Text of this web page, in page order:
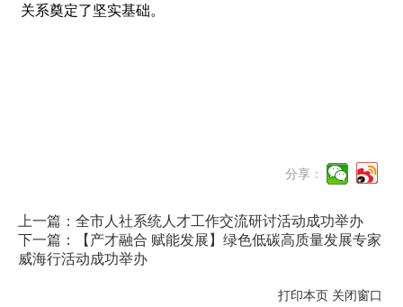
关系奠定了坚实基础。
分享：
上一篇：全市人社系统人才工作交流研讨活动成功举办
下一篇：【产才融合 赋能发展】绿色低碳高质量发展专家
威海行活动成功举办
打印本页 关闭窗口